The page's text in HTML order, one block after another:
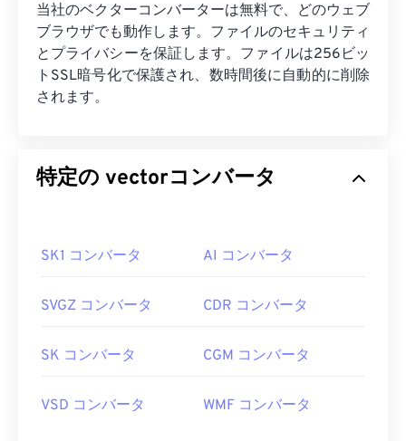
当社のベクターコンバーターは無料で、どのウェブ
ブラウザでも動作します。ファイルのセキュリティ
とプライバシーを保証します。ファイルは256ビッ
トSSL暗号化で保護され、数時間後に自動的に削除
されます。
特定の vectorコンバータ
SK1 コンバータ AI コンバータ
SVGZ コンバータ CDR コンバータ
SK コンバータ CGM コンバータ
VSD コンバータ WMF コンバータ